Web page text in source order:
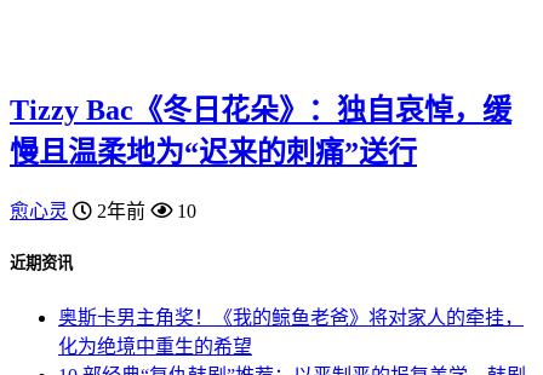
Tizzy Bac《冬日花朵》：独自哀悼，缓
慢且温柔地为“迟来的刺痛”送行
愈心灵 2年前 10
近期资讯
奥斯卡男主角奖！《我的鲸鱼老爸》将对家人的牵挂，
化为绝境中重生的希望